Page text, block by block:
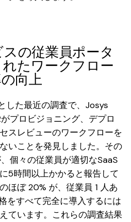
の従業員ポータ
たワークフロー
向上
した最近の調査で、Josys
プロビジョニング、デプロ
スレビューのワークフローを
いことを発見しました。その
個々の従業員が適切なSaaS
5時間以上かかると報告して
ほぼ 20% が、従業員 1 人あ
をすべて完全に導入するには
ています。これらの調査結果